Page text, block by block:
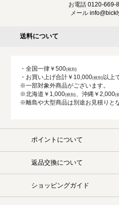
お電話 0120-669-
メール
送料について
・全国一律￥500
・お買い上げ合計￥10,000
以上
※一部対象外商品がございます。
※北海道￥1,000
、沖縄￥2,000
※離島や大型商品は別途お見積りと
ポイントについて
返品交換について
ショッピングガイド